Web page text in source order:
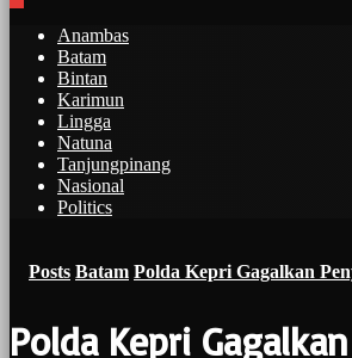
Anambas
Batam
Bintan
Karimun
Lingga
Natuna
Tanjungpinang
Nasional
Politics
Posts Batam Polda Kepri Gagalkan
Polda Kepri